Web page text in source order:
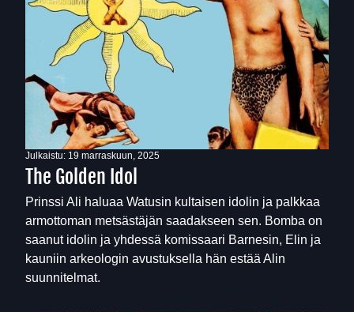
Julkaistu: 19 marraskuun, 2025
The Golden Idol
Prinssi Ali haluaa Watusin kultaisen idolin ja palkkaa
armottoman metsästäjän saadakseen sen. Bomba on
saanut idolin ja yhdessä komissaari Barnesin, Elin ja
kauniin arkeologin avustuksella hän estää Alin
suunnitelmat.